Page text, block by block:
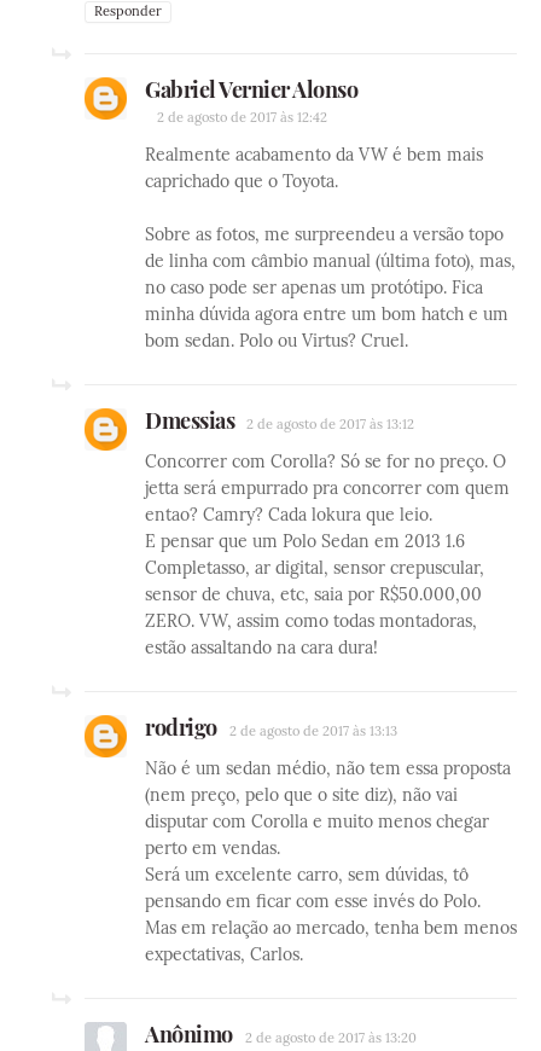
Responder
Gabriel Vernier Alonso
2 de agosto de 2017 às 12:42
Realmente acabamento da VW é bem mais
caprichado que o Toyota.
Sobre as fotos, me surpreendeu a versão topo
de linha com câmbio manual (última foto), mas,
no caso pode ser apenas um protótipo. Fica
minha dúvida agora entre um bom hatch e um
bom sedan. Polo ou Virtus? Cruel.
Dmessias 2 de agosto de 2017 às 13:12
Concorrer com Corolla? Só se for no preço. O
jetta será empurrado pra concorrer com quem
entao? Camry? Cada lokura que leio.
E pensar que um Polo Sedan em 2013 1.6
Completasso, ar digital, sensor crepuscular,
sensor de chuva, etc, saia por R$50.000,00
ZERO. VW, assim como todas montadoras,
estão assaltando na cara dura!
rodrigo 2 de agosto de 2017 às 13:13
Não é um sedan médio, não tem essa proposta
(nem preço, pelo que o site diz), não vai
disputar com Corolla e muito menos chegar
perto em vendas.
Será um excelente carro, sem dúvidas, tô
pensando em ficar com esse invés do Polo.
Mas em relação ao mercado, tenha bem menos
expectativas, Carlos.
Anônimo 2 de agosto de 2017 às 13:20